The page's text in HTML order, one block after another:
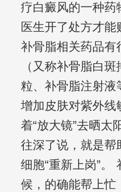
疗白癜风的一种药
医生开了处方才
补骨脂相关药品有
（又称补骨脂白
粒、补骨脂注射液
增加皮肤对紫外线
着“放大镜”去晒太
往深了说，就是帮
细胞“重新上岗”。
候，的确能帮上忙